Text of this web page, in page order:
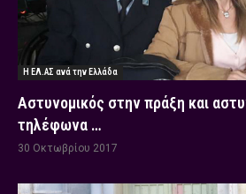
Η ΕΛ.ΑΣ ανά την Ελλάδα
Αστυνομικός στην πράξη και
τηλέφωνα …
30 Οκτωβρίου 2017